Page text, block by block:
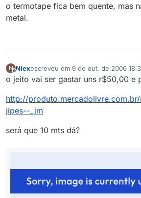
o termotape fica bem quente, mas
metal.
N
Offline
Niexescreveu em 9 de out. de 2006
última edição por
o jeito vai ser gastar uns r$50,00 e
http://
jipes--_jm
será que 10 mts dá?